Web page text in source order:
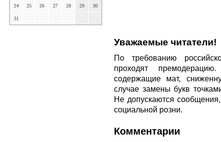
24 25 26 27 28 29 30
31
Уважаемые читатели!
По требованию
проходят
содержащие мат,
случае замены букв
Не допускаются
социальной розни.
Комментарии